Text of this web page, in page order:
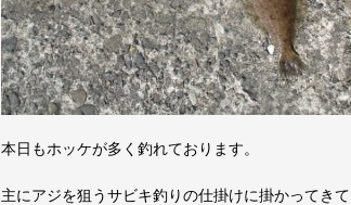
本日もホッケが多く釣れております。
主にアジを狙うサビキ釣りの仕掛けに掛かってきて